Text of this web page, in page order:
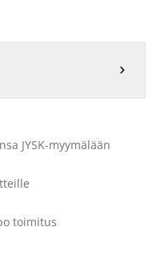

JYSK-myymälään
toimitus